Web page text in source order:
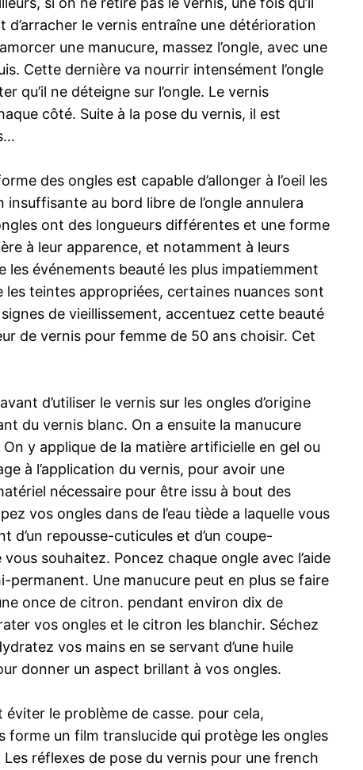
d’arracher le vernis entraîne une détérioration
une manucure, massez l’ongle, avec une
Cette dernière va nourrir intensément l’ongle
qu’il ne déteigne sur l’ongle. Le vernis
côté. Suite à la pose du vernis, il est
des ongles est capable d’allonger à l’oeil les
au bord libre de l’ongle annulera
ont des longueurs différentes et une forme
à leur apparence, et notamment à leurs
événements beauté les plus impatiemment
les teintes appropriées, certaines nuances sont
de vieillissement, accentuez cette beauté
de vernis pour femme de 50 ans choisir. Cet
d’utiliser le vernis sur les ongles d’origine
du vernis blanc. On a ensuite la manucure
y applique de la matière artificielle en gel ou
à l’application du vernis, pour avoir une
nécessaire pour être issu à bout des
vos ongles dans de l’eau tiède a laquelle vous
repousse-cuticules et d’un coupe-
souhaitez. Poncez chaque ongle avec l’aide
permanent. Une manucure peut en plus se faire
once de citron. pendant environ dix de
vos ongles et le citron les blanchir. Séchez
vos mains en se servant d’une huile
donner un aspect brillant à vos ongles.
le problème de casse. pour cela,
forme un film translucide qui protège les ongles
réflexes de pose du vernis pour une french